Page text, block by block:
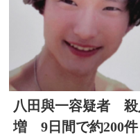
八田與一容疑者 殺
増 9日間で約200